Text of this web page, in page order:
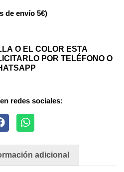
de envío 5€)
O EL COLOR ESTA
POR TELÉFONO O
redes sociales:
adicional